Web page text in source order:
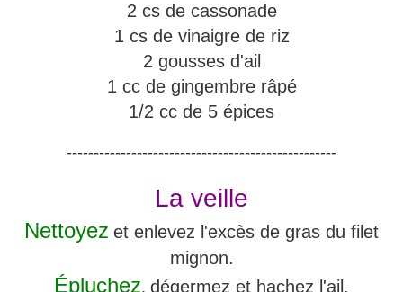
2 cs de cassonade
1 cs de vinaigre de riz
2 gousses d'ail
1 cc de gingembre râpé
1/2 cc de 5 épices
--------------------------------------------------
La veille
Nettoyez et enlevez l'excès de gras du filet
mignon.
Épluchez, dégermez et hachez l'ail.